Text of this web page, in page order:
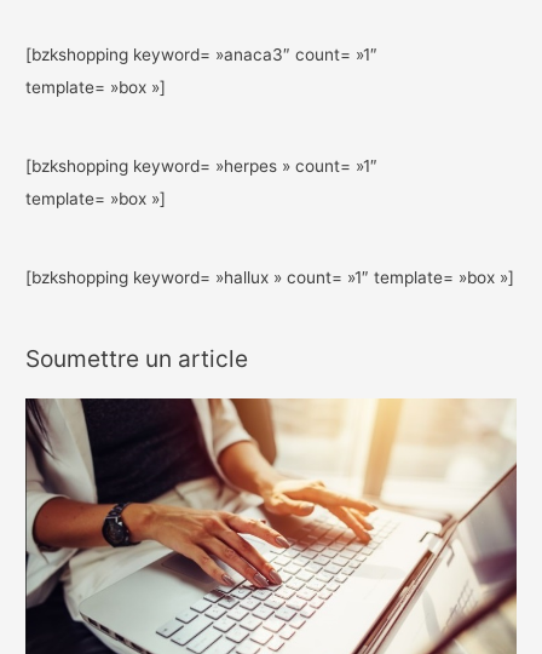
[bzkshopping keyword= »anaca3″ count= »1″
template= »box »]
[bzkshopping keyword= »herpes » count= »1″
template= »box »]
[bzkshopping keyword= »hallux » count= »1″ template= »box »]
Soumettre un article